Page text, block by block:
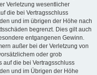
Verletzung wesentlicher
die bei Vertragsschluss
und im übrigen der Höhe nach
begrenzt. Dies gilt auch
entgangenen Gewinn.
außer bei der Verletzung von
oder grob
auf die bei Vertragsschluss
und im Übrigen der Höhe